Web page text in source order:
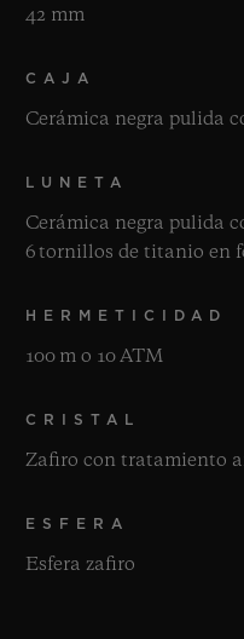
42 mm
CAJA
Cerámica negra pulida
LUNETA
Cerámica negra pulida
6 tornillos de titanio en
HERMETICIDAD
100 m o 10 ATM
CRISTAL
Zafiro con tratamiento
ESFERA
Esfera zafiro